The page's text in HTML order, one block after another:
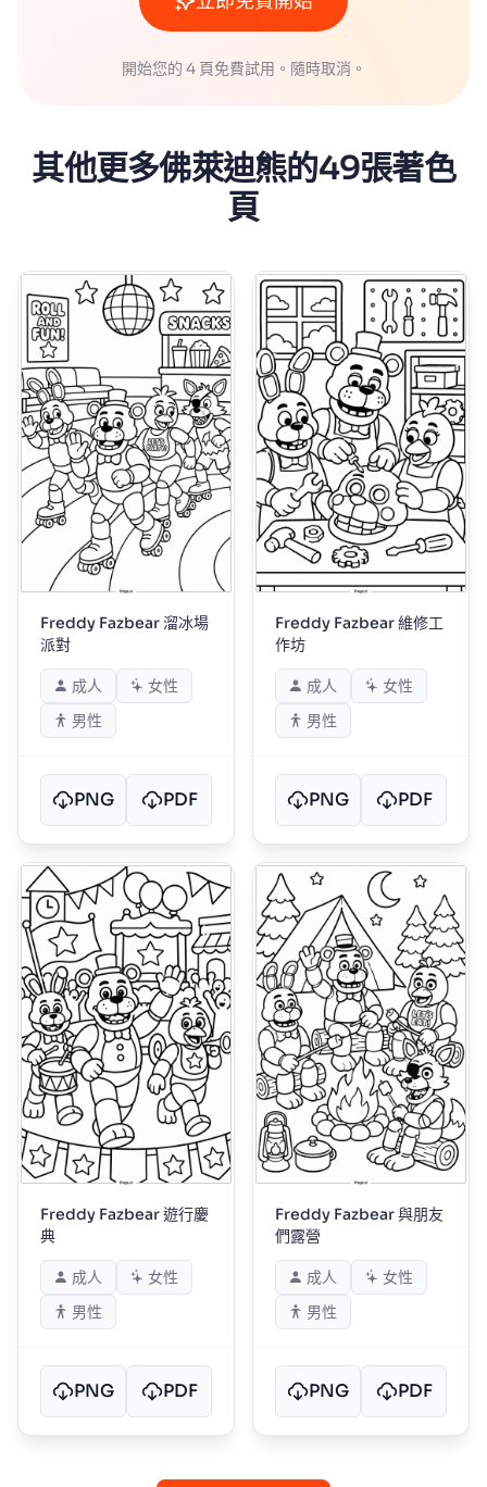
開始您的 4 頁免費試用。隨時取消。
其他更多佛萊迪熊的49張著色
頁
Freddy Fazbear 溜冰場
派對
成人
女性
男性
PNG PDF
Freddy Fazbear 維修工
作坊
成人
女性
男性
PNG PDF
Freddy Fazbear 遊行慶
典
成人
女性
男性
PNG PDF
Freddy Fazbear 與朋友
們露營
成人
女性
男性
PNG PDF